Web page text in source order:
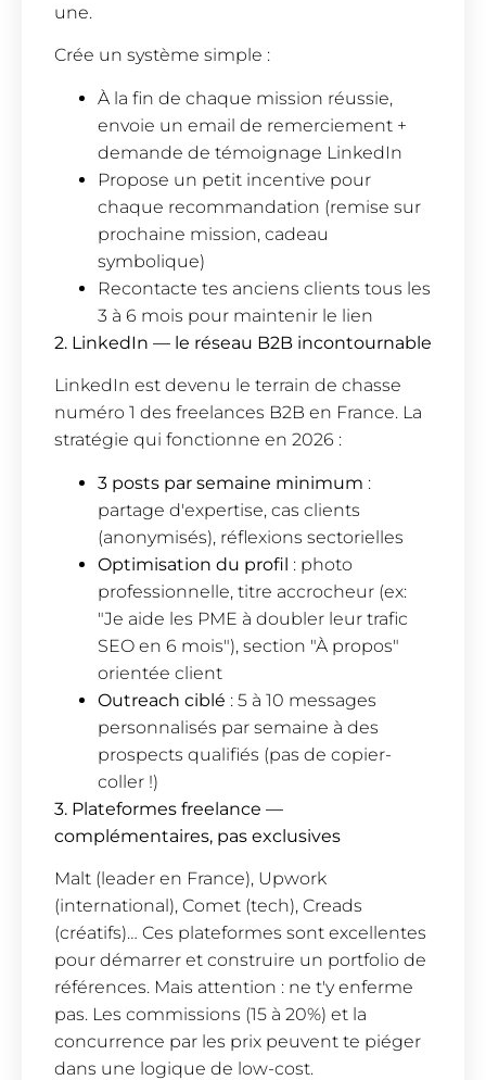
une.
Crée un système simple :
À la fin de chaque mission réussie,
envoie un email de remerciement +
demande de témoignage LinkedIn
Propose un petit incentive pour
chaque recommandation (remise sur
prochaine mission, cadeau
symbolique)
Recontacte tes anciens clients tous les
3 à 6 mois pour maintenir le lien
2. LinkedIn — le réseau B2B incontournable
LinkedIn est devenu le terrain de chasse
numéro 1 des freelances B2B en France. La
stratégie qui fonctionne en 2026 :
3 posts par semaine minimum :
partage d'expertise, cas clients
(anonymisés), réflexions sectorielles
Optimisation du profil : photo
professionnelle, titre accrocheur (ex:
"Je aide les PME à doubler leur trafic
SEO en 6 mois"), section "À propos"
orientée client
Outreach ciblé : 5 à 10 messages
personnalisés par semaine à des
prospects qualifiés (pas de copier-
coller !)
3. Plateformes freelance —
complémentaires, pas exclusives
Malt (leader en France), Upwork
(international), Comet (tech), Creads
(créatifs)… Ces plateformes sont excellentes
pour démarrer et construire un portfolio de
références. Mais attention : ne t'y enferme
pas. Les commissions (15 à 20%) et la
concurrence par les prix peuvent te piéger
dans une logique de low-cost.